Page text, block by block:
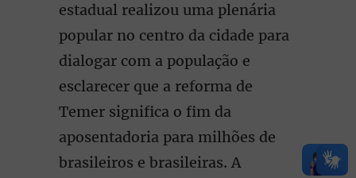
estadual realizou uma plenária
popular no centro da cidade para
dialogar com a população e
esclarecer que a reforma de
Temer significa o fim da
aposentadoria para milhões de
brasileiros e brasileiras. A